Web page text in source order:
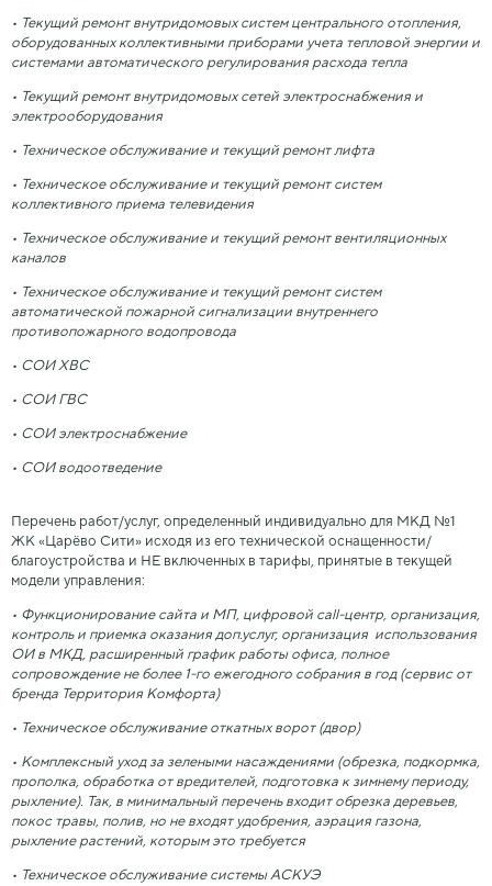
• Текущий ремонт внутридомовых систем центрального отопления,
оборудованных коллективными приборами учета тепловой энергии и
системами автоматического регулирования расхода тепла
• Текущий ремонт внутридомовых сетей электроснабжения и
электрооборудования
• Техническое обслуживание и текущий ремонт лифта
• Техническое обслуживание и текущий ремонт систем
коллективного приема телевидения
• Техническое обслуживание и текущий ремонт вентиляционных
каналов
• Техническое обслуживание и текущий ремонт систем
автоматической пожарной сигнализации внутреннего
противопожарного водопровода
• СОИ ХВС
• СОИ ГВС
• СОИ электроснабжение
• СОИ водоотведение
Перечень работ/услуг, определенный индивидуально для МКД №1
ЖК «Царёво Сити» исходя из его технической оснащенности/
благоустройства и НЕ включенных в тарифы, принятые в текущей
модели управления:
• Функционирование сайта и МП, цифровой call-центр, организация,
контроль и приемка оказания доп.услуг, организация использования
ОИ в МКД, расширенный график работы офиса, полное
сопровождение не более 1-го ежегодного собрания в год (сервис от
бренда Территория Комфорта)
• Техническое обслуживание откатных ворот (двор)
• Комплексный уход за зелеными насаждениями (обрезка, подкормка,
прополка, обработка от вредителей, подготовка к зимнему периоду,
рыхление). Так, в минимальный перечень входит обрезка деревьев,
покос травы, полив, но не входят удобрения, аэрация газона,
рыхление растений, которым это требуется
• Техническое обслуживание системы АСКУЭ